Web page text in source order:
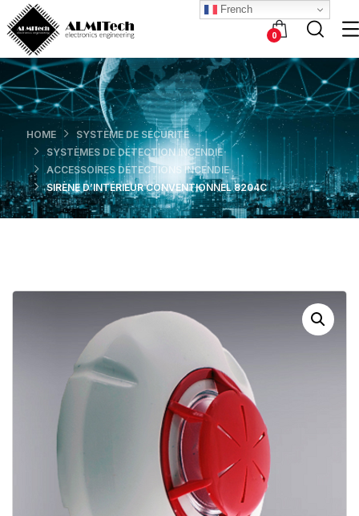
0
HOME
SYSTÈME DE SÉCURITÉ
SYSTÈMES DE DÉTECTION INCENDIE
ACCESSOIRES DÉTECTIONS INCENDIE
SIRÈNE D’INTÉRIEUR CONVENTIONNEL 8204С
French